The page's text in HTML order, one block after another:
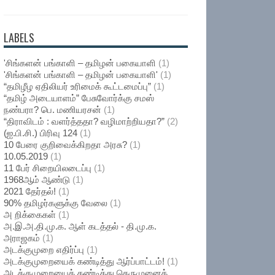
LABELS
'சிங்களன் பங்காளி – தமிழன் பகையாளி (1)
'சிங்களன் பங்காளி – தமிழன் பகையாளி' (1)
“தமிழீழ ஏதிலியர் உரிமைக் கூட்டமைப்பு” (1)
“தமிழ் அடையாளம்” பேசுவோர்க்கு சமஸ்
நண்பரா? பெ. மணியரசன் (1)
“திராவிடம் : வளர்த்ததா? வழிமாற்றியதா?” (2)
(ஐ.பி.சி.) பிரிவு 124 (1)
10 பேரை குறிவைக்கிறதா அரசு? (1)
10.05.2019 (1)
11 பேர் சிறையிலடைப்பு (1)
1968ஆம் ஆண்டு (1)
2021 தேர்தல்! (1)
90% தமிழர்களுக்கு வேலை (1)
அ றிக்கைகள் (1)
அ.இ.அ.தி.மு.க. ஆள் கடத்தல் - தி.மு.க.
அராஜகம் (1)
அடக்குமுறை எதிர்ப்பு (1)
அடக்குமுறையைக் கண்டித்து ஆர்ப்பாட்டம்! (1)
அடக்குமுறையைக் கண்டித்து தெருமுனைக்